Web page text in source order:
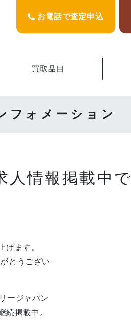
お電話で査定申込
買取品目
フォメーション
人情報掲載中で
げます。
とうござい
ージャパン
掲載中。